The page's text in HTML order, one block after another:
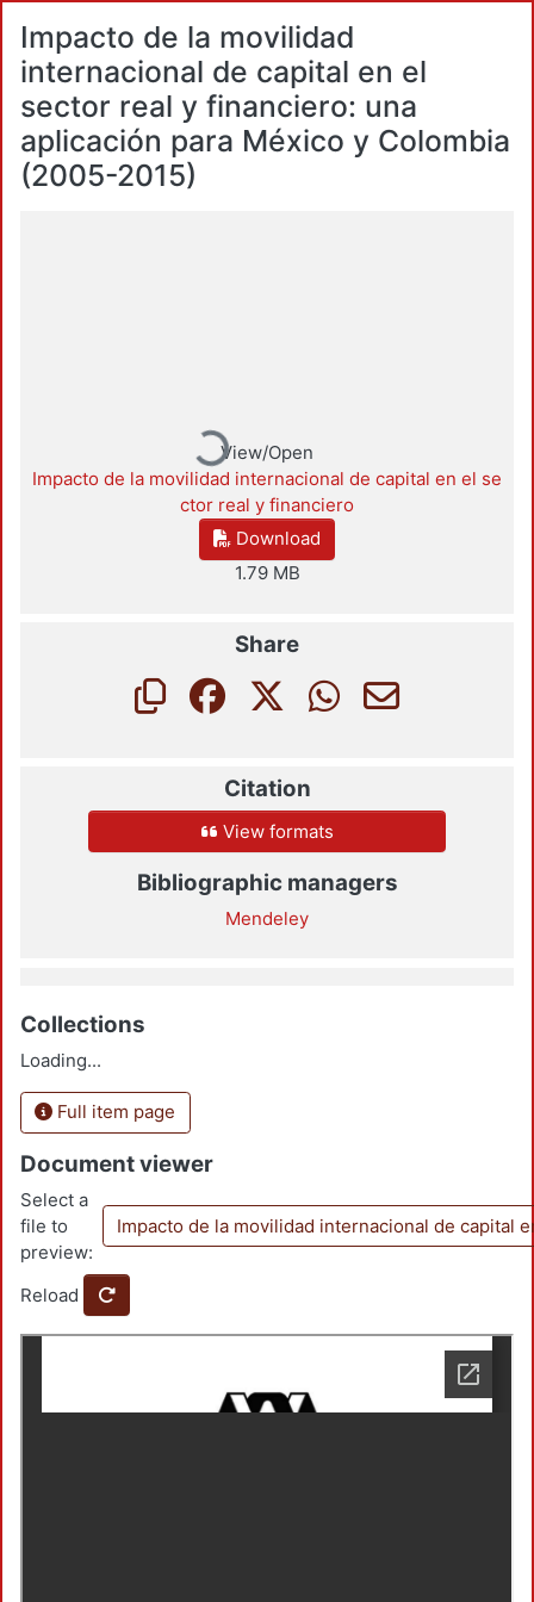
Impacto de la movilidad
internacional de capital en el
sector real y financiero: una
aplicación para México y Colombia
(2005-2015)
Loading...View/Open
Impacto de la movilidad internacional de capital en el se
ctor real y financiero
Download
1.79 MB
Share
Citation
View formats
Bibliographic managers
Mendeley
Collections
Loading...
Full item page
Document viewer
Select a
file to
preview:
Impacto de la movilidad internacional de capital
Reload